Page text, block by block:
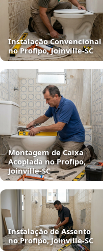
Instalação Convencional
no Profipo, Joinville‑SC
Montagem de Caixa
Acoplada no Profipo,
Joinville‑SC
Instalação de Assento
no Profipo, Joinville‑SC